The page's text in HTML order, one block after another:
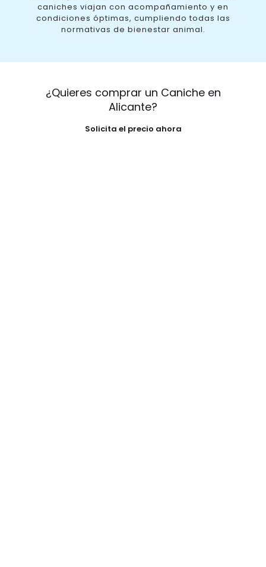
caniches viajan con acompañamiento y en
condiciones óptimas, cumpliendo todas las
normativas de bienestar animal.
¿Quieres comprar un Caniche en
Alicante?
Solicita el precio ahora